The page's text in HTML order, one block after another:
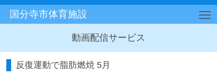
国分寺市体育施設
動画配信サービス
反復運動で脂肪燃焼 5月